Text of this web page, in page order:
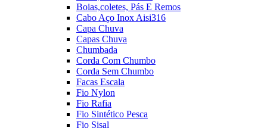
Boias,coletes, Pás E Remos
Cabo Aço Inox Aisi316
Capa Chuva
Capas Chuva
Chumbada
Corda Com Chumbo
Corda Sem Chumbo
Facas Escala
Fio Nylon
Fio Rafia
Fio Sintético Pesca
Fio Sisal